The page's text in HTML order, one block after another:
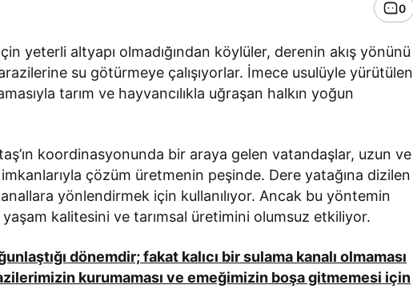
0
yeterli altyapı olmadığından köylüler, derenin akış yönünü
su götürmeye çalışıyorlar. İmece usulüyle yürütülen
tarım ve hayvancılıkla uğraşan halkın yoğun
koordinasyonunda bir araya gelen vatandaşlar, uzun ve
çözüm üretmenin peşinde. Dere yatağına dizilen
yönlendirmek için kullanılıyor. Ancak bu yöntemin
kalitesini ve tarımsal üretimini olumsuz etkiliyor.
dönemdir; fakat kalıcı bir sulama kanalı olmaması
kurumaması ve emeğimizin boşa gitmemesi için